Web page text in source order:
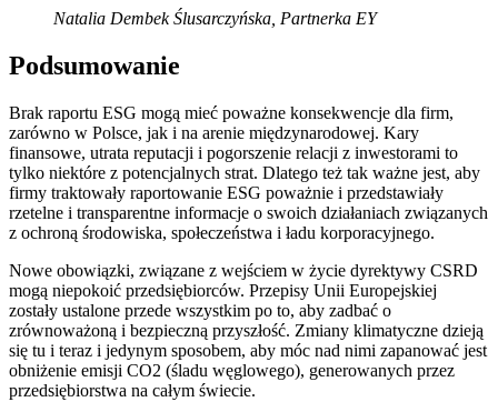
Natalia Dembek Ślusarczyńska, Partnerka EY
Podsumowanie
Brak raportu ESG mogą mieć poważne konsekwencje dla firm,
zarówno w Polsce, jak i na arenie międzynarodowej. Kary
finansowe, utrata reputacji i pogorszenie relacji z inwestorami to
tylko niektóre z potencjalnych strat. Dlatego też tak ważne jest, aby
firmy traktowały raportowanie ESG poważnie i przedstawiały
rzetelne i transparentne informacje o swoich działaniach związanych
z ochroną środowiska, społeczeństwa i ładu korporacyjnego.
Nowe obowiązki, związane z wejściem w życie dyrektywy CSRD
mogą niepokoić przedsiębiorców. Przepisy Unii Europejskiej
zostały ustalone przede wszystkim po to, aby zadbać o
zrównoważoną i bezpieczną przyszłość. Zmiany klimatyczne dzieją
się tu i teraz i jedynym sposobem, aby móc nad nimi zapanować jest
obniżenie emisji CO2 (śladu węglowego), generowanych przez
przedsiębiorstwa na całym świecie.